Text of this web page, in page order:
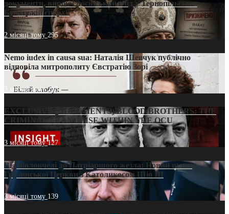
документи, вирок і російський слід у Тернопільсько-
Бучацькій єпархії
2 місяці тому 295
Nemo iudex in causa sua: Наталія Шевчук публічно
відповіла митрополиту Євстратію Зорі
3 місяці тому213
EXCLUSIVE (DOCUMENTS)/BLOOD BROTHERS: THE
CRIMINAL FRANCHISE WITHIN THE OCU
3 місяці тому127
Від віолончелі до Патріаршого жезла: Новий шлях
Грузинської Церкви з Католикосом Шіо III
3 місяці тому 139